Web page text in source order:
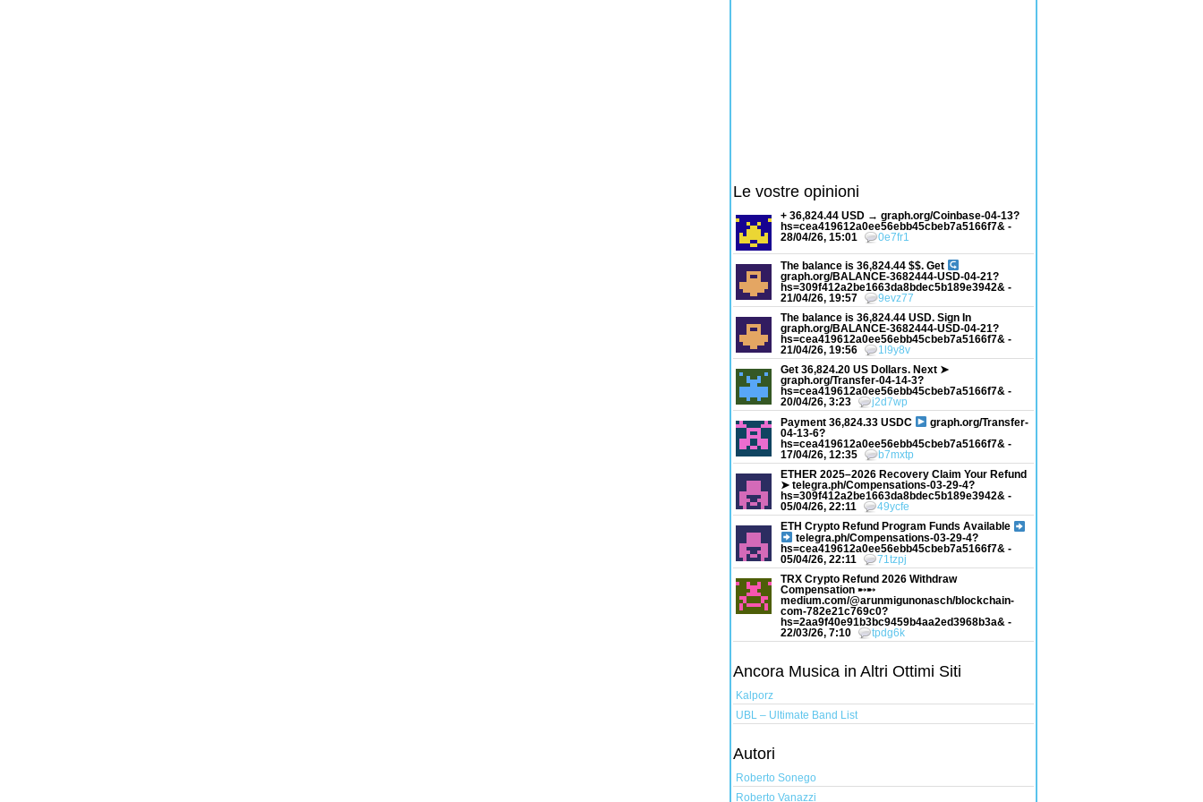
Le vostre opinioni
+ 36,824.44 USD → graph.org/Coinbase-04-13?
hs=cea419612a0ee56ebb45cbeb7a5166f7& -
28/04/26, 15:01
0e7fr1
The balance is 36,824.44 $$. Get
graph.org/BALANCE-3682444-USD-04-21?
hs=309f412a2be1663da8bdec5b189e3942& -
21/04/26, 19:57
9evz77
The balance is 36,824.44 USD. Sign In
graph.org/BALANCE-3682444-USD-04-21?
hs=cea419612a0ee56ebb45cbeb7a5166f7& -
21/04/26, 19:56
1l9y8v
Get 36,824.20 US Dollars. Next ➤
graph.org/Transfer-04-14-3?
hs=cea419612a0ee56ebb45cbeb7a5166f7& -
20/04/26, 3:23
j2d7wp
Payment 36,824.33 USDC
graph.org/Transfer-
04-13-6?
hs=cea419612a0ee56ebb45cbeb7a5166f7& -
17/04/26, 12:35
b7mxtp
ETHER 2025–2026 Recovery Claim Your Refund
➤ telegra.ph/Compensations-03-29-4?
hs=309f412a2be1663da8bdec5b189e3942& -
05/04/26, 22:11
49ycfe
ETH Crypto Refund Program Funds Available
telegra.ph/Compensations-03-29-4?
hs=cea419612a0ee56ebb45cbeb7a5166f7& -
05/04/26, 22:11
71tzpj
TRX Crypto Refund 2026 Withdraw
Compensation ➸➸
medium.com/@arunmigunonasch/blockchain-
com-782e21c769c0?
hs=2aa9f40e91b3bc9459b4aa2ed3968b3a& -
22/03/26, 7:10
tpdg6k
Ancora Musica in Altri Ottimi Siti
Kalporz
UBL – Ultimate Band List
Autori
Roberto Sonego
Roberto Vanazzi